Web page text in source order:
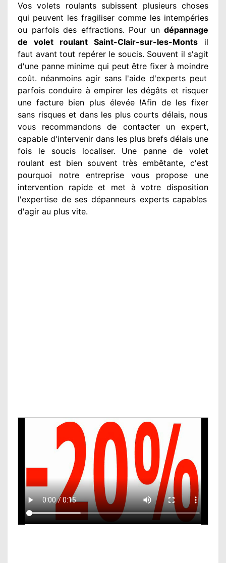
Vos volets roulants subissent plusieurschoses
qui peuvent les fragiliser comme les intempéries
ou parfois des effractions. Pour un dépannage
de volet roulant Saint-Clair-sur-les-Monts il
faut avant tout repérerle soucis. Souvent il s'agit
d'une panne minime qui peut être fixerà moindre
coût. néanmoinsagirsans l'aide d'experts peut
parfois conduire à empirerles dégâts et risquer
une facture bien plus élevée!Afin de les fixer
sans risques et dans les plus courts délais, nous
vous recommandons de contacterun expert,
capable d'intervenir dans les plus brefs délais une
fois le soucislocaliser. Une panne de volet
roulant est bien souvent très embêtante, c'est
pourquoi notre entreprise vous propose une
intervention rapide et met à votre disposition
l'expertise de ses dépanneurs expertscapables
d'agir au plus vite.